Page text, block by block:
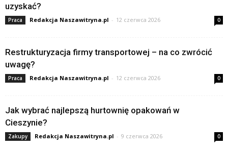
uzyskać?
Praca Redakcja Naszawitryna.pl - 12 czerwca 2026 0
Restrukturyzacja firmy transportowej – na co zwrócić
uwagę?
Praca Redakcja Naszawitryna.pl - 12 czerwca 2026 0
Jak wybrać najlepszą hurtownię opakowań w
Cieszynie?
Zakupy Redakcja Naszawitryna.pl - 9 czerwca 2026 0